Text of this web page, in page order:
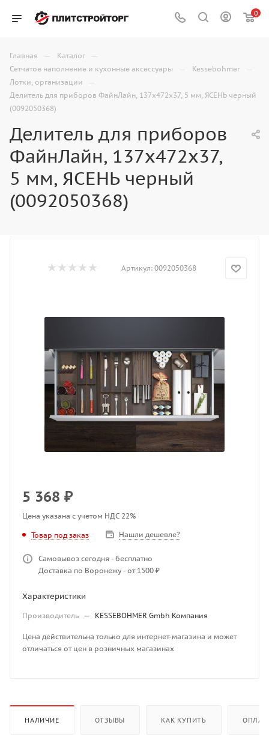
0
Главная — Каталог —
Сетчатое наполнение и кухонные аксессуары — Kessebohmer —
Лотки, организации —
Делитель для приборов ФайнЛайн, 137x472x37, 5 мм, ЯСЕНЬ черный
(0092050368)
Делитель для приборов
ФайнЛайн, 137x472x37,
5 мм, ЯСЕНЬ черный
(0092050368)
Артикул: 0092050368
5 368 ₽
Цена указана с учетом НДС 22%
Товар под заказ Нашли дешевле?
Самовывоз сегодня - бесплатно
Доставка по Воронежу - от 1500 ₽
Характеристики
Производитель — KESSEBOHMER Gmbh Компания
Цена действительна только для интернет-магазина и может
отличаться от цен в розничных магазинах
НАЛИЧИЕ ОТЗЫВЫ КАК КУПИТЬ